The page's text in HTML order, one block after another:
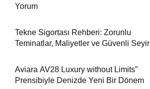
Yorum
Tekne Sigortası Rehberi: Zorunlu
Teminatlar, Maliyetler ve Güvenli Seyir
Aviara AV28 Luxury without Limits”
Prensibiyle Denizde Yeni Bir Dönem